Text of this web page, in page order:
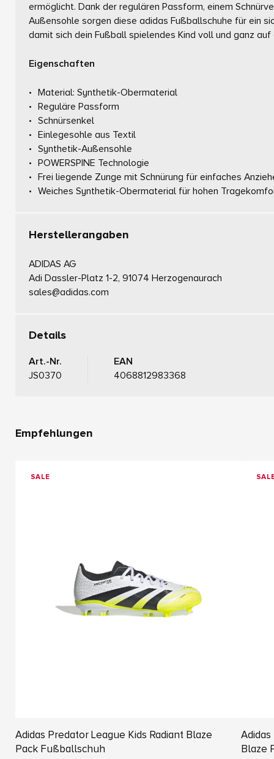
ermöglicht. Dank der regulären Passform, einem
Außensohle sorgen diese adidas Fußballschuhe für ein
damit sich dein Fußball spielendes Kind voll und ganz
Eigenschaften
Material: Synthetik-Obermaterial
Reguläre Passform
Schnürsenkel
Einlegesohle aus Textil
Synthetik-Außensohle
POWERSPINE Technologie
Frei liegende Zunge mit Schnürung für einfaches
Weiches Synthetik-Obermaterial für hohen
Herstellerangaben
ADIDAS AG
Adi Dassler-Platz 1-2, 91074 Herzogenaurach
sales@adidas.com
Details
Art.-Nr.
JS0370
EAN
4068812983368
Empfehlungen
SALE
Adidas Predator League Kids Radiant Blaze
Pack Fußballschuh
Blaze